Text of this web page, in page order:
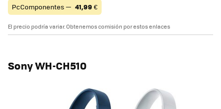
PcComponentes — 41,99 €
El precio podría variar. Obtenemos comisión por estos enlaces
Sony WH-CH510